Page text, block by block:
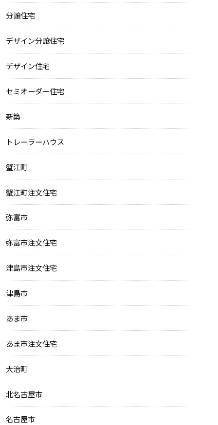
分譲住宅
デザイン分譲住宅
デザイン住宅
セミオーダー住宅
新築
トレーラーハウス
蟹江町
蟹江町注文住宅
弥富市
弥富市注文住宅
津島市注文住宅
津島市
あま市
あま市注文住宅
大治町
北名古屋市
名古屋市